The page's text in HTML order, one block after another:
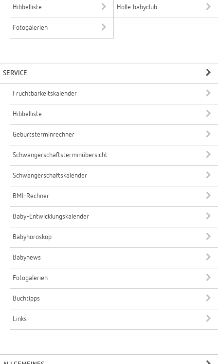
Hibbelliste Holle babyclub
Fotogalerien
SERVICE
Fruchtbarkeitskalender
Hibbelliste
Geburtsterminrechner
Schwangerschaftsterminübersicht
Schwangerschaftskalender
BMI-Rechner
Baby-Entwicklungskalender
Babyhoroskop
Babynews
Fotogalerien
Buchtipps
Links